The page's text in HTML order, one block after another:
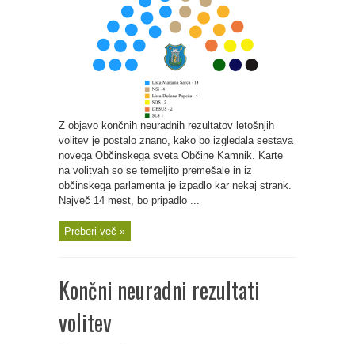
Z objavo končnih neuradnih rezultatov letošnjih
volitev je postalo znano, kako bo izgledala sestava
novega Občinskega sveta Občine Kamnik. Karte
na volitvah so se temeljito premešale in iz
občinskega parlamenta je izpadlo kar nekaj strank.
Največ 14 mest, bo pripadlo ...
Preberi več »
Končni neuradni rezultati
volitev